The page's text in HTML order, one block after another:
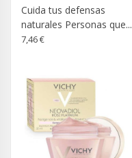
Cuida tus defensas
naturales Personas que...
7,46 €